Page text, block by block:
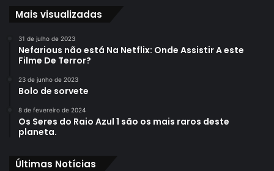
Mais visualizadas
31 de julho de 2023
Nefarious não está Na Netflix: Onde Assistir A este
Filme De Terror?
23 de junho de 2023
Bolo de sorvete
8 de fevereiro de 2024
Os Seres do Raio Azul 1 são os mais raros deste
planeta.
Últimas Notícias